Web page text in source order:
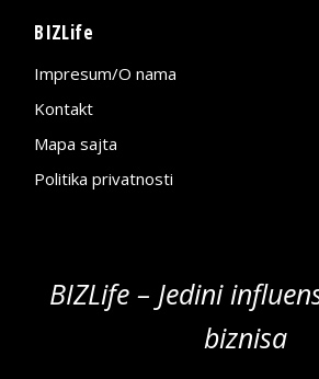
BIZLife
Impresum/O nama
Kontakt
Mapa sajta
Politika privatnosti
BIZLife – Jedini
biznisa